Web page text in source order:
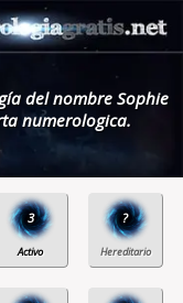
del nombre Sophie
numerologica.
3 ?